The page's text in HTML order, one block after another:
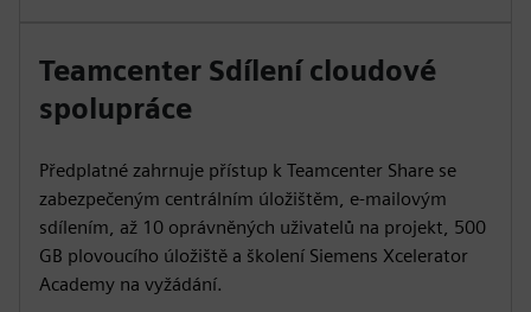
Teamcenter Sdílení cloudové
spolupráce
Předplatné zahrnuje přístup k Teamcenter Share se
zabezpečeným centrálním úložištěm, e-mailovým
sdílením, až 10 oprávněných uživatelů na projekt, 500
GB plovoucího úložiště a školení Siemens Xcelerator
Academy na vyžádání.